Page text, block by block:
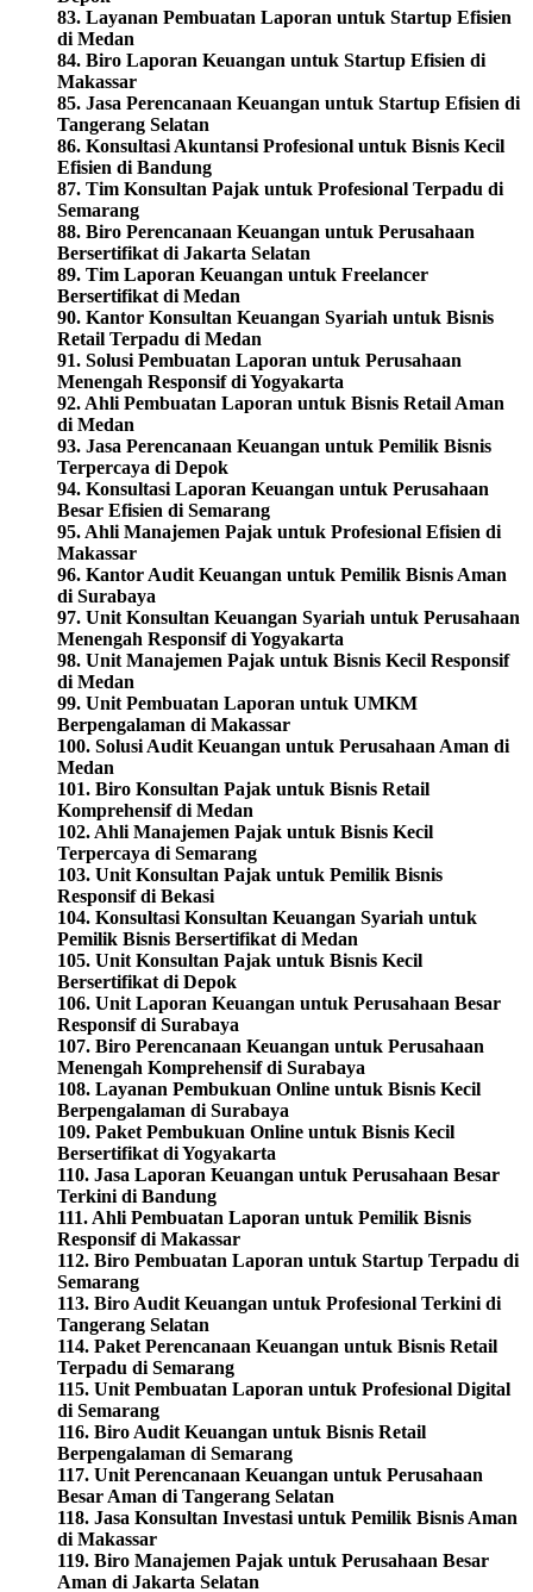
83. Layanan Pembuatan Laporan untuk Startup Efisien
di Medan
84. Biro Laporan Keuangan untuk Startup Efisien di
Makassar
85. Jasa Perencanaan Keuangan untuk Startup Efisien di
Tangerang Selatan
86. Konsultasi Akuntansi Profesional untuk Bisnis Kecil
Efisien di Bandung
87. Tim Konsultan Pajak untuk Profesional Terpadu di
Semarang
88. Biro Perencanaan Keuangan untuk Perusahaan
Bersertifikat di Jakarta Selatan
89. Tim Laporan Keuangan untuk Freelancer
Bersertifikat di Medan
90. Kantor Konsultan Keuangan Syariah untuk Bisnis
Retail Terpadu di Medan
91. Solusi Pembuatan Laporan untuk Perusahaan
Menengah Responsif di Yogyakarta
92. Ahli Pembuatan Laporan untuk Bisnis Retail Aman
di Medan
93. Jasa Perencanaan Keuangan untuk Pemilik Bisnis
Terpercaya di Depok
94. Konsultasi Laporan Keuangan untuk Perusahaan
Besar Efisien di Semarang
95. Ahli Manajemen Pajak untuk Profesional Efisien di
Makassar
96. Kantor Audit Keuangan untuk Pemilik Bisnis Aman
di Surabaya
97. Unit Konsultan Keuangan Syariah untuk Perusahaan
Menengah Responsif di Yogyakarta
98. Unit Manajemen Pajak untuk Bisnis Kecil Responsif
di Medan
99. Unit Pembuatan Laporan untuk UMKM
Berpengalaman di Makassar
100. Solusi Audit Keuangan untuk Perusahaan Aman di
Medan
101. Biro Konsultan Pajak untuk Bisnis Retail
Komprehensif di Medan
102. Ahli Manajemen Pajak untuk Bisnis Kecil
Terpercaya di Semarang
103. Unit Konsultan Pajak untuk Pemilik Bisnis
Responsif di Bekasi
104. Konsultasi Konsultan Keuangan Syariah untuk
Pemilik Bisnis Bersertifikat di Medan
105. Unit Konsultan Pajak untuk Bisnis Kecil
Bersertifikat di Depok
106. Unit Laporan Keuangan untuk Perusahaan Besar
Responsif di Surabaya
107. Biro Perencanaan Keuangan untuk Perusahaan
Menengah Komprehensif di Surabaya
108. Layanan Pembukuan Online untuk Bisnis Kecil
Berpengalaman di Surabaya
109. Paket Pembukuan Online untuk Bisnis Kecil
Bersertifikat di Yogyakarta
110. Jasa Laporan Keuangan untuk Perusahaan Besar
Terkini di Bandung
111. Ahli Pembuatan Laporan untuk Pemilik Bisnis
Responsif di Makassar
112. Biro Pembuatan Laporan untuk Startup Terpadu di
Semarang
113. Biro Audit Keuangan untuk Profesional Terkini di
Tangerang Selatan
114. Paket Perencanaan Keuangan untuk Bisnis Retail
Terpadu di Semarang
115. Unit Pembuatan Laporan untuk Profesional Digital
di Semarang
116. Biro Audit Keuangan untuk Bisnis Retail
Berpengalaman di Semarang
117. Unit Perencanaan Keuangan untuk Perusahaan
Besar Aman di Tangerang Selatan
118. Jasa Konsultan Investasi untuk Pemilik Bisnis Aman
di Makassar
119. Biro Manajemen Pajak untuk Perusahaan Besar
Aman di Jakarta Selatan